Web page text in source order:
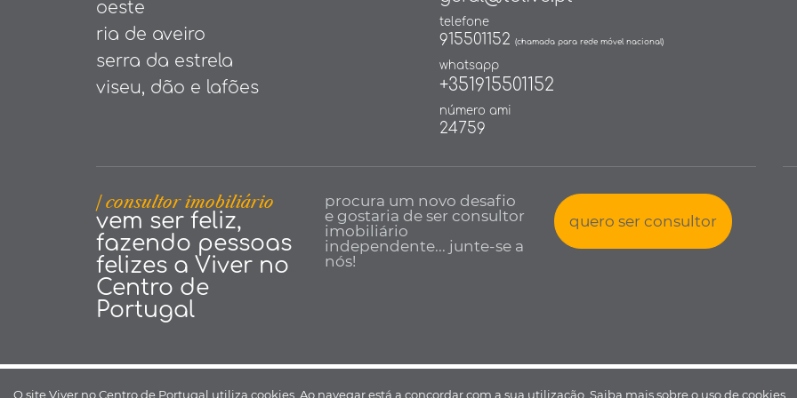
oeste
ria de aveiro
serra da estrela
viseu, dão e lafões
telefone
915501152 (chamada para rede móvel nacional)
whatsapp
+351915501152
número ami
24759
| consultor imobiliário
vem ser feliz,
fazendo pessoas
felizes a Viver no
Centro de
Portugal
procura um novo desafio
e gostaria de ser consultor
imobiliário
independente... junte-se a
nós!
quero ser consultor
Viver no Centro de Portugal © todos os direitos reservados •Política de Privacidade• Livro de
O site Viver no Centro de Portugal utiliza cookies. Ao navegar está a concordar com a sua utilização. Saiba mais sobre o uso de cookies.